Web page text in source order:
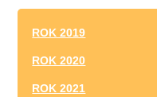
ROK 2019
ROK 2020
ROK 2021